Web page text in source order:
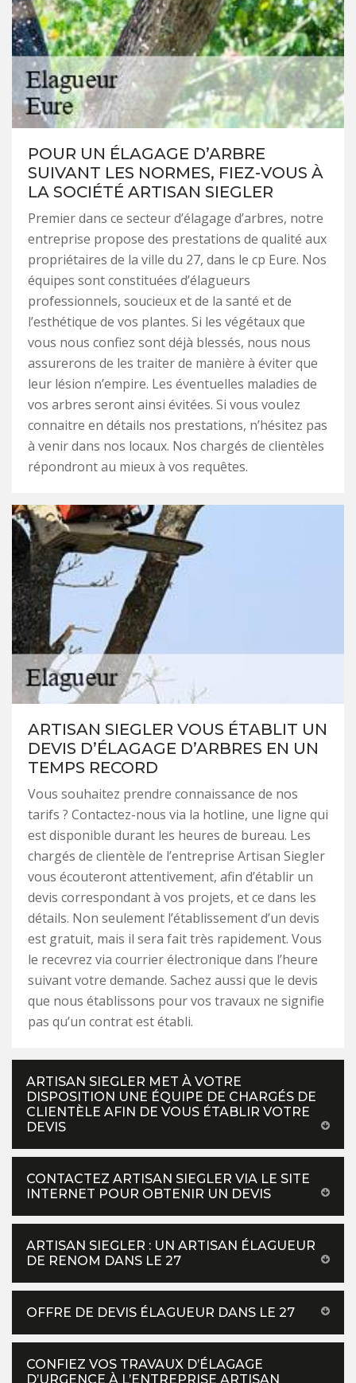
POUR UN ÉLAGAGE D’ARBRE
SUIVANT LES NORMES, FIEZ-VOUS À
LA SOCIÉTÉ ARTISAN SIEGLER
Premier dans ce secteur d’élagage d’arbres, notre
entreprise propose des prestations de qualité aux
propriétaires de la ville du 27, dans le cp Eure. Nos
équipes sont constituées d’élagueurs
professionnels, soucieux et de la santé et de
l’esthétique de vos plantes. Si les végétaux que
vous nous confiez sont déjà blessés, nous nous
assurerons de les traiter de manière à éviter que
leur lésion n’empire. Les éventuelles maladies de
vos arbres seront ainsi évitées. Si vous voulez
connaitre en détails nos prestations, n’hésitez pas
à venir dans nos locaux. Nos chargés de clientèles
répondront au mieux à vos requêtes.
ARTISAN SIEGLER VOUS ÉTABLIT UN
DEVIS D’ÉLAGAGE D’ARBRES EN UN
TEMPS RECORD
Vous souhaitez prendre connaissance de nos
tarifs ? Contactez-nous via la hotline, une ligne qui
est disponible durant les heures de bureau. Les
chargés de clientèle de l’entreprise Artisan Siegler
vous écouteront attentivement, afin d’établir un
devis correspondant à vos projets, et ce dans les
détails. Non seulement l’établissement d’un devis
est gratuit, mais il sera fait très rapidement. Vous
le recevrez via courrier électronique dans l’heure
suivant votre demande. Sachez aussi que le devis
que nous établissons pour vos travaux ne signifie
pas qu’un contrat est établi.
ARTISAN SIEGLER MET À VOTRE
DISPOSITION UNE ÉQUIPE DE CHARGÉS DE
CLIENTÈLE AFIN DE VOUS ÉTABLIR VOTRE
DEVIS
CONTACTEZ ARTISAN SIEGLER VIA LE SITE
INTERNET POUR OBTENIR UN DEVIS
ARTISAN SIEGLER : UN ARTISAN ÉLAGUEUR
DE RENOM DANS LE 27
OFFRE DE DEVIS ÉLAGUEUR DANS LE 27
CONFIEZ VOS TRAVAUX D’ÉLAGAGE
D’URGENCE À L’ENTREPRISE ARTISAN